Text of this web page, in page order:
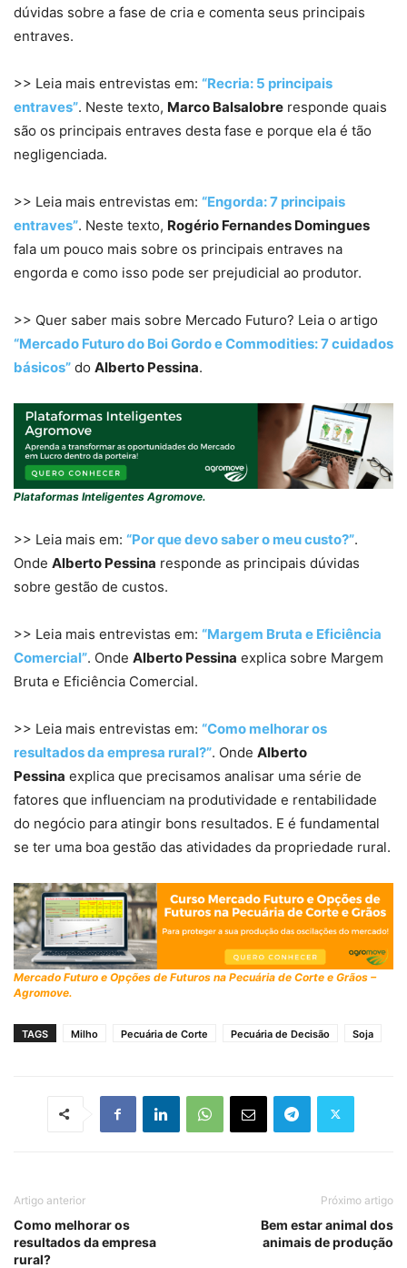
dúvidas sobre a fase de cria e comenta seus principais
entraves.
>> Leia mais entrevistas em: “Recria: 5 principais
entraves”. Neste texto, Marco Balsalobre responde quais
são os principais entraves desta fase e porque ela é tão
negligenciada.
>> Leia mais entrevistas em: “Engorda: 7 principais
entraves”. Neste texto, Rogério Fernandes Domingues
fala um pouco mais sobre os principais entraves na
engorda e como isso pode ser prejudicial ao produtor.
>> Quer saber mais sobre Mercado Futuro? Leia o artigo
“Mercado Futuro do Boi Gordo e Commodities: 7 cuidados
básicos” do Alberto Pessina.
Plataformas Inteligentes Agromove.
>> Leia mais em: “Por que devo saber o meu custo?”.
Onde Alberto Pessina responde as principais dúvidas
sobre gestão de custos.
>> Leia mais entrevistas em: “Margem Bruta e Eficiência
Comercial”. Onde Alberto Pessina explica sobre Margem
Bruta e Eficiência Comercial.
>> Leia mais entrevistas em: “Como melhorar os
resultados da empresa rural?”. Onde Alberto
Pessina explica que precisamos analisar uma série de
fatores que influenciam na produtividade e rentabilidade
do negócio para atingir bons resultados. E é fundamental
se ter uma boa gestão das atividades da propriedade rural.
Mercado Futuro e Opções de Futuros na Pecuária de Corte e Grãos –
Agromove.
TAGS Milho Pecuária de Corte Pecuária de Decisão Soja
Artigo anterior
Como melhorar os
resultados da empresa
rural?
Próximo artigo
Bem estar animal dos
animais de produção